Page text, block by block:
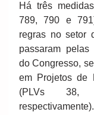
Há três
789, 790 e
regras no setor
passaram pelas
do Congresso,
em Projetos de
(PLVs